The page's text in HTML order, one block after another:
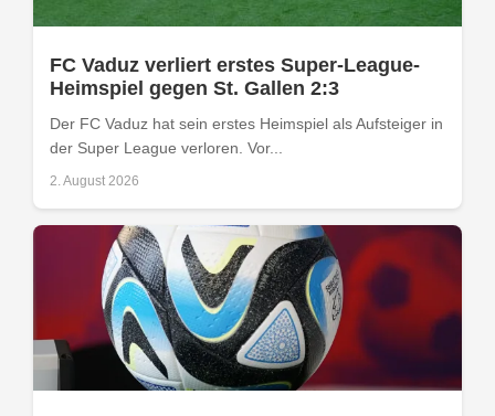
FC Vaduz verliert erstes Super-League-
Heimspiel gegen St. Gallen 2:3
Der FC Vaduz hat sein erstes Heimspiel als Aufsteiger in
der Super League verloren. Vor...
2. August 2026